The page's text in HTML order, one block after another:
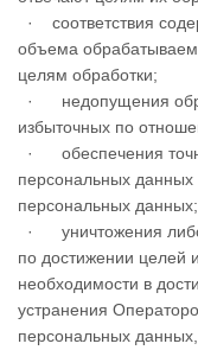
· соответствия
объема
целям обработки;
· недопущения
избыточных по
· обеспечения
персональных
персональных данных;
· уничтожения
по достижении целей
необходимости в
устранения
персональных